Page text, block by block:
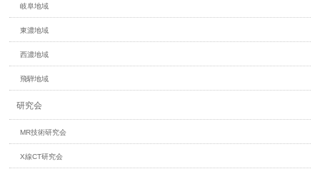
岐阜地域
東濃地域
西濃地域
飛騨地域
研究会
MR技術研究会
X線CT研究会